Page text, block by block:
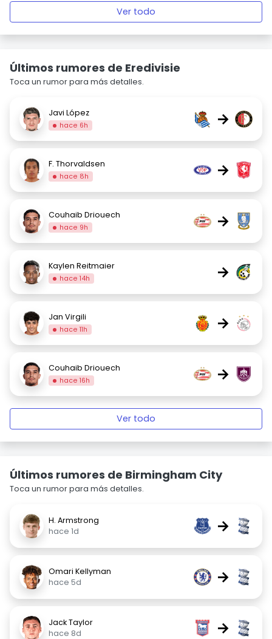
Ver todo
Últimos rumores de Eredivisie
Toca un rumor para más detalles.
Javi López
hace 6h →
F. Thorvaldsen
hace 8h →
Couhaib Driouech
hace 9h →
Kaylen Reitmaier
hace 14h →
Jan Virgili
hace 11h →
Couhaib Driouech
hace 16h →
Ver todo
Últimos rumores de Birmingham City
Toca un rumor para más detalles.
H. Armstrong
hace 1d
→
Omari Kellyman
hace 5d
→
Jack Taylor
hace 8d
→